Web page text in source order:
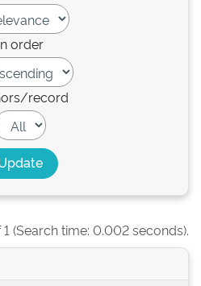
order
record
1 (Search time: 0.002 seconds).